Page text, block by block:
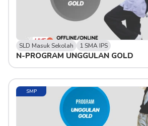
SLD Masuk Sekolah 1 SMA IPS
N-PROGRAM UNGGULAN GOLD
SMP